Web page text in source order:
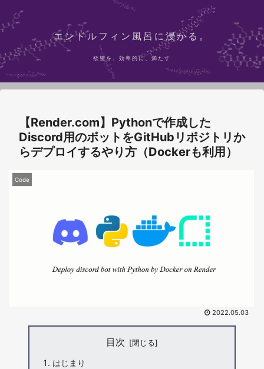
エンドルフィン風呂に浸かる。
欲望を、効率的に、満たす
【Render.com】Pythonで作成した
Discord用のボットをGitHubリポジトリか
らデプロイするやり方（Dockerも利用）
Code
2022.05.03
目次
はじまり